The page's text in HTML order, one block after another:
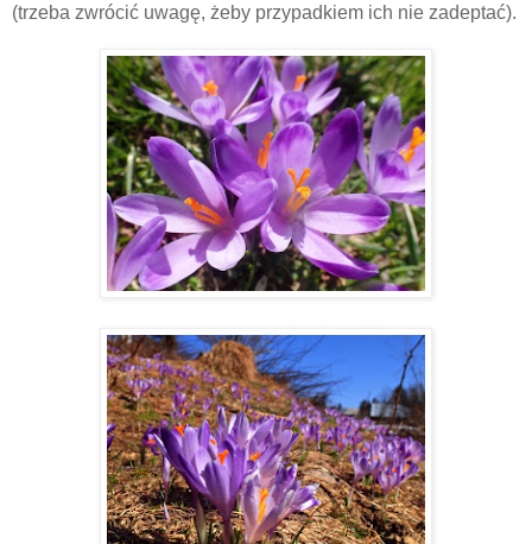
(trzeba zwrócić uwagę, żeby przypadkiem ich nie zadeptać).